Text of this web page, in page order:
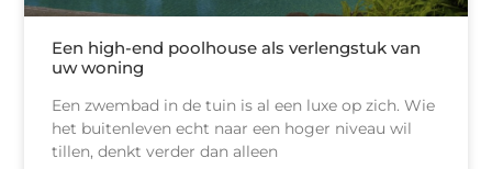
Een high-end poolhouse als verlengstuk van
uw woning
Een zwembad in de tuin is al een luxe op zich. Wie
het buitenleven echt naar een hoger niveau wil
tillen, denkt verder dan alleen